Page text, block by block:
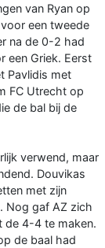
van Ryan op
een tweede
na de 0-2 had
een Griek. Eerst
Pavlidis met
FC Utrecht op
de bal bij de
verwend, maar
Douvikas
met zijn
Nog gaf AZ zich
de 4-4 te maken.
de baal had